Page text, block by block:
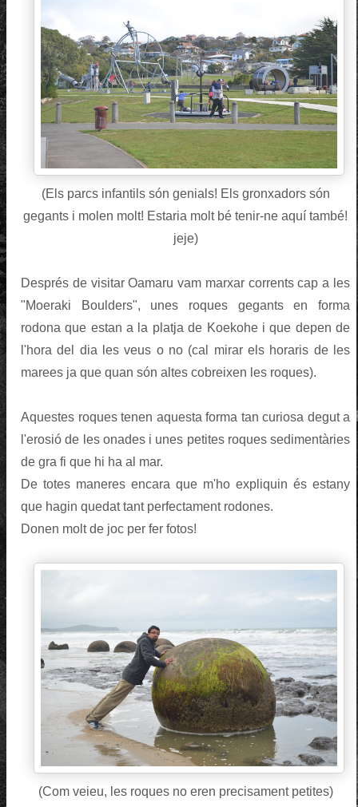
(Els parcs infantils són genials! Els gronxadors són
gegants i molen molt! Estaria molt bé tenir-ne aquí també!
jeje)
Després de visitar Oamaru vam marxar corrents cap a les
"Moeraki Boulders", unes roques gegants en forma
rodona que estan a la platja de Koekohe i que depen de
l'hora del dia les veus o no (cal mirar els horaris de les
marees ja que quan són altes cobreixen les roques).
Aquestes roques tenen aquesta forma tan curiosa degut a
l'erosió de les onades i unes petites roques sedimentàries
de gra fi que hi ha al mar.
De totes maneres encara que m'ho expliquin és estany
que hagin quedat tant perfectament rodones.
Donen molt de joc per fer fotos!
(Com veieu, les roques no eren precisament petites)